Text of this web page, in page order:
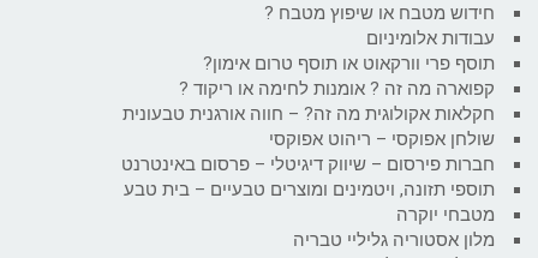
חידוש מטבח או שיפוץ מטבח ?
עבודות אלומיניום
תוסף פרי וורקאוט או תוסף טרום אימון?
קפוארה מה זה ? אומנות לחימה או ריקוד ?
חקלאות אקולוגית מה זה? – חווה אורגנית טבעונית
שולחן אפוקסי – ריהוט אפוקסי
חברות פירסום – שיווק דיגיטלי – פרסום באינטרנט
תוספי תזונה, ויטמינים ומוצרים טבעיים – בית טבע
מטבחי יוקרה
מלון אסטוריה גליליי טבריה